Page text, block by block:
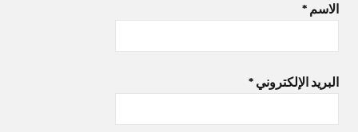
الاسم *
البريد الإلكتروني *